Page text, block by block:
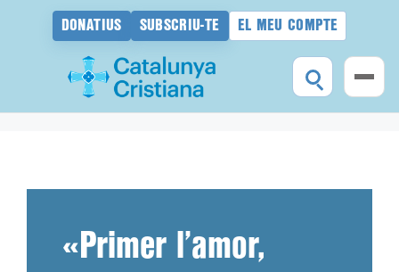
DONATIUS SUBSCRIU-TE EL MEU COMPTE
«Primer l’amor,